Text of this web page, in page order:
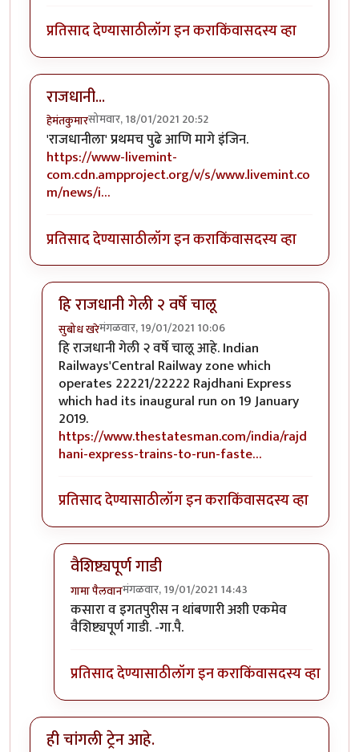
प्रतिसाद देण्यासाठीलॉग इन कराकिंवासदस्य व्हा
राजधानी...
हेमंतकुमारसोमवार, 18/01/2021 20:52
'राजधानीला' प्रथमच पुढे आणि मागे इंजिन.
https://www-livemint-
com.cdn.ampproject.org/v/s/www.livemint.co
m/news/i…
प्रतिसाद देण्यासाठीलॉग इन कराकिंवासदस्य व्हा
हि राजधानी गेली २ वर्षे चालू
सुबोध खरेमंगळवार, 19/01/2021 10:06
In reply toराजधानी...byहेमंतकुमार
हि राजधानी गेली २ वर्षे चालू आहे. Indian
Railways'Central Railway zone which
operates 22221/22222 Rajdhani Express
which had its inaugural run on 19 January
2019.
https://www.thestatesman.com/india/rajd
hani-express-trains-to-run-faste…
प्रतिसाद देण्यासाठीलॉग इन कराकिंवासदस्य व्हा
वैशिष्ट्यपूर्ण गाडी
गामा पैलवानमंगळवार, 19/01/2021 14:43
In reply toहि राजधानी गेली २ वर्षे चालूby
कसारा व इगतपुरीस न थांबणारी अशी एकमेव
वैशिष्ट्यपूर्ण गाडी. -गा.पै.
प्रतिसाद देण्यासाठीलॉग इन कराकिंवासदस्य व्हा
ही चांगली ट्रेन आहे.